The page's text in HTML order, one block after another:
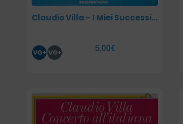
Claudio Villa – I Miei Successi…
5,00€